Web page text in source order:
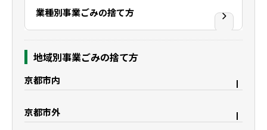
業種別事業ごみの捨て方
地域別事業ごみの捨て方
京都市内
京都市中京区
京都市下京区
京都市外